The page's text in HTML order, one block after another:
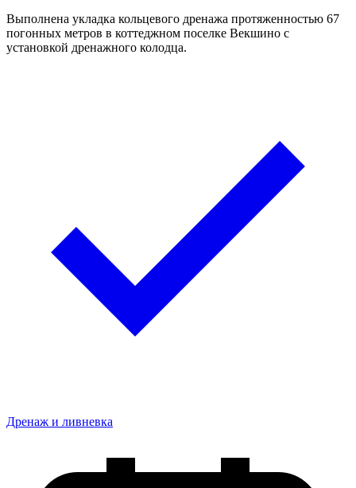
Выполнена укладка кольцевого дренажа протяженностью 67
погонных метров в коттеджном поселке Векшино с
установкой дренажного колодца.
Дренаж и ливневка